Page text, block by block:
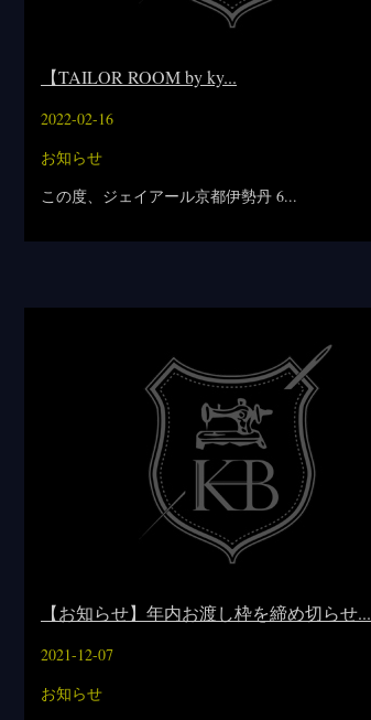
【TAILOR ROOM by ky...
2022-02-16
お知らせ
この度、ジェイアール京都伊勢丹 6...
【お知らせ】年内お渡し枠を締め切らせ...
2021-12-07
お知らせ